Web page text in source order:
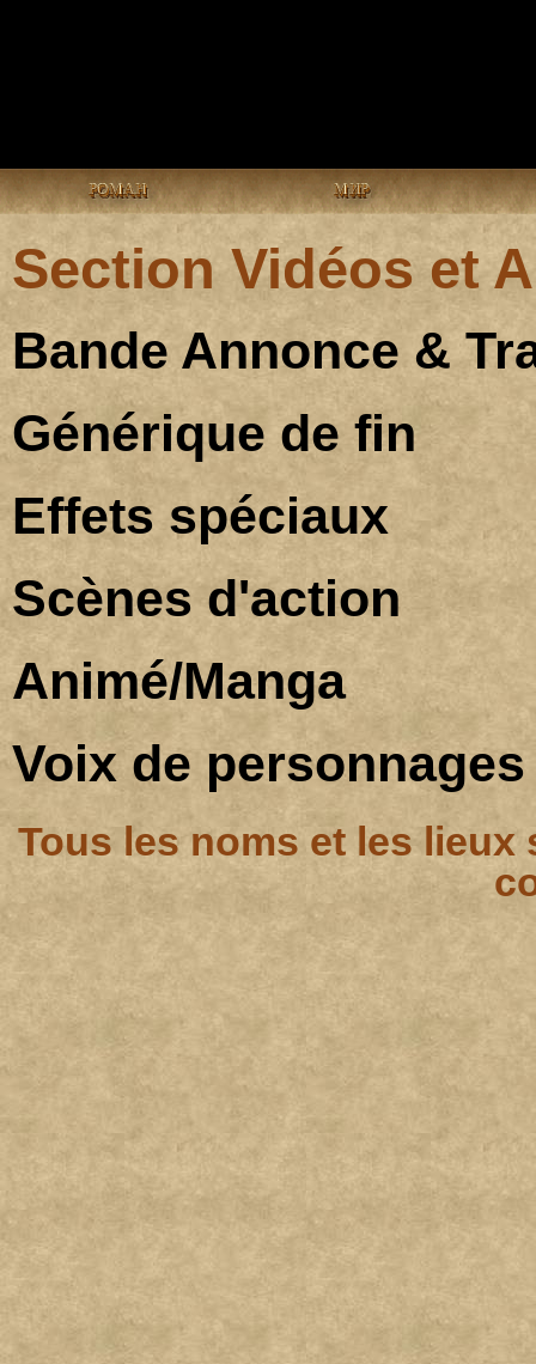
РОМАН МИР
Section Vidéos et
Bande Annonce &
Générique de fin
Effets spéciaux
Scènes d'action
Animé/Manga
Voix de personnages
Tous les noms et les